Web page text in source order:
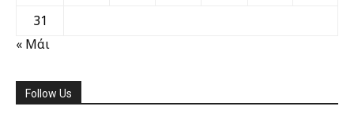
31
« Μάι
Follow Us